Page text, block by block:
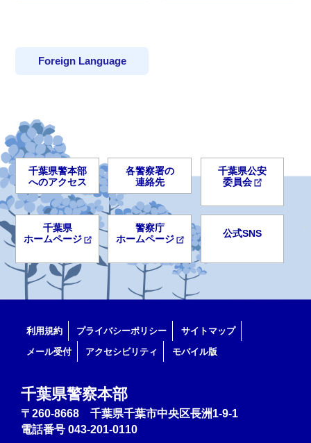
Foreign Language
千葉県警本部
へのアクセス
各警察署の
連絡先
千葉県公安
委員会
千葉県
ホームページ
警察庁
ホームページ
公式SNS
利用規約 プライバシーポリシー
サイトマップ
メール受付
アクセシビリティ モバイル版
千葉県警察本部
〒260-8668 千葉県千葉市中央区長洲1-9-1
電話番号 043-201-0110